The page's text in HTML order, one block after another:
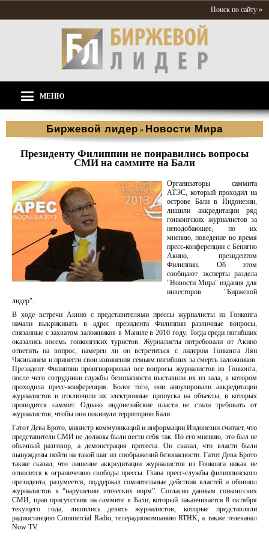
Поиск по сайту »
МЕНЮ
Биржевой лидер » Новости Мира
Президенту Филиппин не понравились вопросы
СМИ на саммите на Бали
Организаторы саммита
АТЭС, который проходил на
острове Бали в Индонезии,
лишили аккредитации ряд
гонконгских журналистов за
неподобающее, по их
мнению, поведение во время
пресс-конференции с Бенигно
Акино, президентом
Филиппин. Об этом
сообщают эксперты раздела
"Новости Мира" издания для
инвесторов "Биржевой
лидер".
В ходе встречи Акино с представителями прессы журналисты из Гонконга
начали выкрикивать в адрес президента Филиппин различные вопросы,
связанные с захватом заложников в Маниле в 2010 году. Тогда среди погибших
оказались восемь гонконгских туристов. Журналисты потребовали от Акино
ответить на вопрос, намерен ли он встретиться с лидером Гонконга Лян
Чжэньинем и принести свои извинения семьям погибших за смерть заложников.
Президент Филиппин проигнорировал все вопросы журналистов из Гонконга,
после чего сотрудники службы безопасности выставили их из зала, в котором
проходила пресс-конференция. Более того, они аннулировали аккредитации
журналистов и отключили их электронные пропуска на объекты, в которых
проводится саммит. Однако индонезийские власти не стали требовать от
журналистов, чтобы они покинули территорию Бали.
Гатот Дева Брото, министр коммуникаций и информации Индонезии считает, что
представители СМИ не должны были вести себя так. По его мнению, это был не
обычный разговор, а демонстрация протеста. Он сказал, что власти были
вынуждены пойти на такой шаг из соображений безопасности. Гатот Дева Брото
также сказал, что лишение аккредитации журналистов из Гонконга никак не
относится к ограничению свободы прессы. Глава пресс-службы филиппинского
президента, разумеется, поддержал сомнительные действия властей и обвинил
журналистов в “нарушении этических норм”. Согласно данным гонконгских
СМИ, прав присутствия на саммите в Бали, который заканчивается 8 октября
текущего года, лишились девять журналистов, которые представляли
радиостанцию Commercial Radio, телерадиокомпанию RTHK, а также телеканал
Now TV.